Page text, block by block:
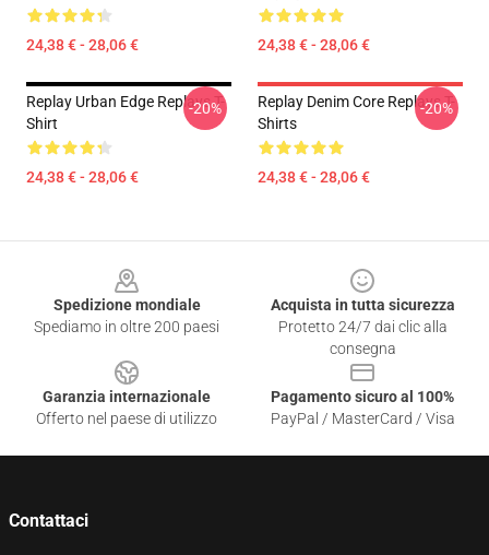
24,38 € - 28,06 € 24,38 € - 28,06 €
Replay Urban Edge Replays T-
Shirt
24,38 € - 28,06 €
-20%
Replay Denim Core Replays T-
Shirts
24,38 € - 28,06 €
-20%
Spedizione mondiale
Spediamo in oltre 200 paesi
Acquista in tutta sicurezza
Protetto 24/7 dai clic alla
consegna
Garanzia internazionale
Offerto nel paese di utilizzo
Pagamento sicuro al 100%
PayPal / MasterCard / Visa
Contattaci